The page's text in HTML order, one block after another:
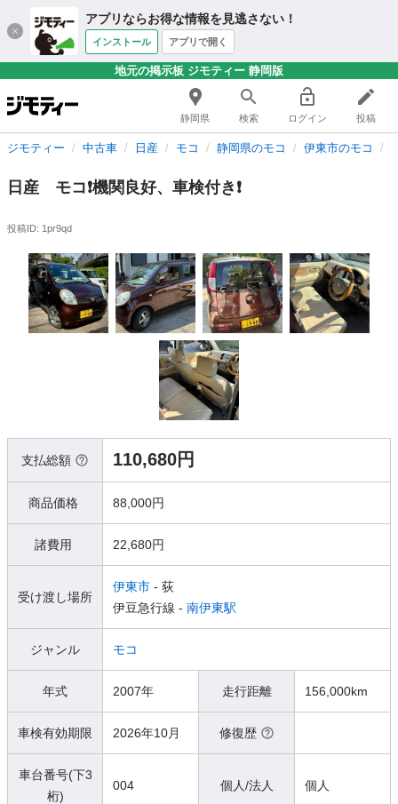
アプリならお得な情報を見逃さない！
インストール アプリで開く
地元の掲示板 ジモティー 静岡版
静岡県 検索 ログイン 投稿
ジモティー 中古車 日産 モコ 静岡県のモコ 伊東市のモコ
日産 モコ❗️機関良好、車検付き❗️
投稿ID: 1pr9qd
支払総額 110,680円
商品価格 88,000円
諸費用 22,680円
受け渡し場所
伊東市 - 荻
伊豆急行線 - 南伊東駅
ジャンル モコ
年式 2007年 走行距離 156,000km
車検有効期限 2026年10月 修復歴
車台番号(下3
桁)
004 個人/法人 個人